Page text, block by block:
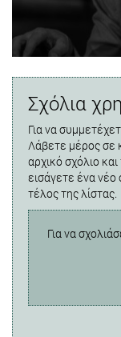
Σχόλια
Για να
Λάβετε μέρος σε
αρχικό σχόλιο
εισάγετε ένα νέο
τέλος της λίστας.
Για να